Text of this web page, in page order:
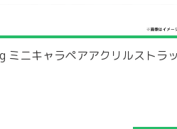
ミニキャラペアアクリルストラッ